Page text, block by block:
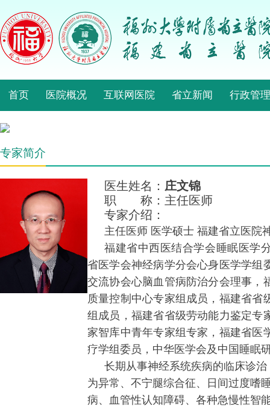
首页 医院概况 互联网医院 省立新闻 行政管理
专家简介
医生姓名： 庄文锦
职 称：主任医师
专家介绍：
主任医师 医学硕士 福建省立医院
福建省中西医结合学会睡眠医学
省医学会神经病学分会心身医学学组
交流协会心脑血管病防治分会理事，
质量控制中心专家组成员，福建省省
组成员，福建省省级劳动能力鉴定专
家智库中青年专家组专家，福建省医
疗学组委员，中华医学会及中国睡眠
长期从事神经系统疾病的临床诊
为异常、不宁腿综合征、日间过度嗜
病、血管性认知障碍、各种急慢性智